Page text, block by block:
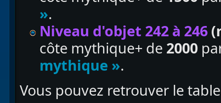
».
Niveau d'objet 242 à 246
côte mythique+ de 2000
mythique ».
Vous pouvez retrouver le